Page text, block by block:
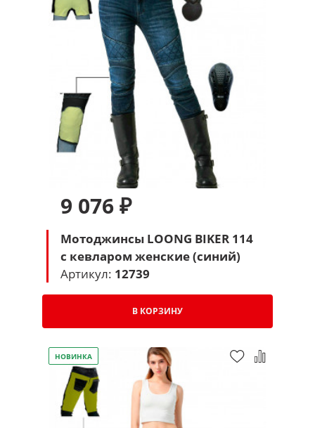
9 076 ₽
Мотоджинсы LOONG BIKER 114
с кевларом женские (синий)
Артикул: 12739
В КОРЗИНУ
НОВИНКА